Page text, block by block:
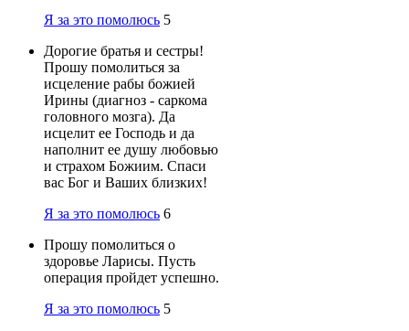
Я за это помолюсь 5
Дорогие братья и сестры!
Прошу помолиться за
исцеление рабы божией
Ирины (диагноз - саркома
головного мозга). Да
исцелит ее Господь и да
наполнит ее душу любовью
и страхом Божиим. Спаси
вас Бог и Ваших близких!
Я за это помолюсь 6
Прошу помолиться о
здоровье Ларисы. Пусть
операция пройдет успешно.
Я за это помолюсь 5